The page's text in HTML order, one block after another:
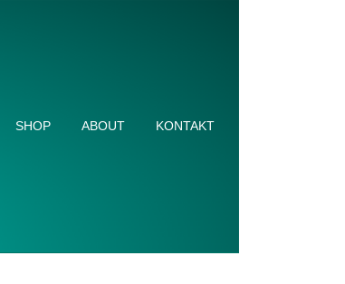
SHOP ABOUT KONTAKT